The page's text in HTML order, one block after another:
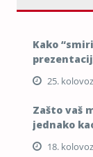
Kako
25.
Zašto vaš
jednako
18.